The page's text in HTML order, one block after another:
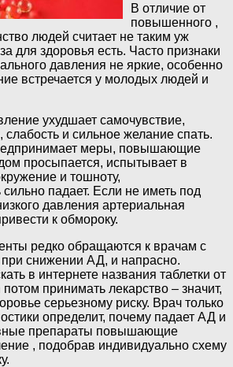
В отличие от
повышенного ,
людей считает не таким уж
для здоровья есть. Часто признаки
давления не яркие, особенно
встречается у молодых людей и
ухудшает самочувствие,
слабость и сильное желание спать.
меры, повышающие
просыпается, испытывает в
и тошноту,
сильно падает. Если не иметь под
давления артериальная
к обмороку.
редко обращаются к врачам с
при снижении АД, и напрасно.
в интернете названия таблетки от
принимать лекарство – значит,
серьезному риску. Врач только
определит, почему падает АД и
препараты повышающие
, подобрав индивидуально схему